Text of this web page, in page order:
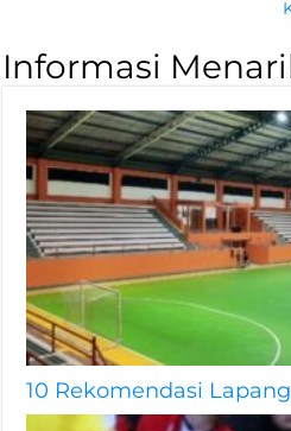
Informasi
10 Rekomendasi